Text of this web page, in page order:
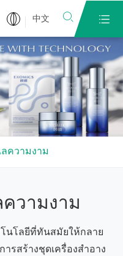
中文  
ความงาม
วามงาม
โนโลยีที่ทันสมัยให้กลาย
รสร้างชุดเครื่องสำอาง